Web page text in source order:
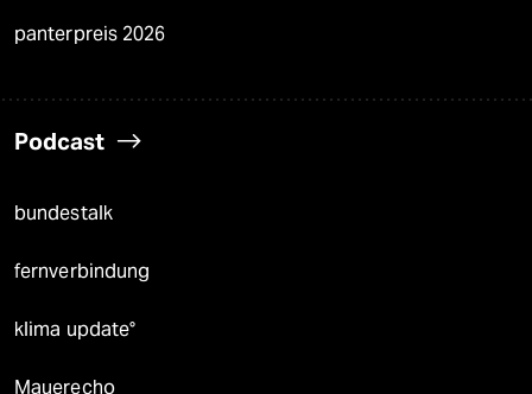
panterpreis 2026
Podcast
bundestalk
fernverbindung
klima update°
Mauerecho